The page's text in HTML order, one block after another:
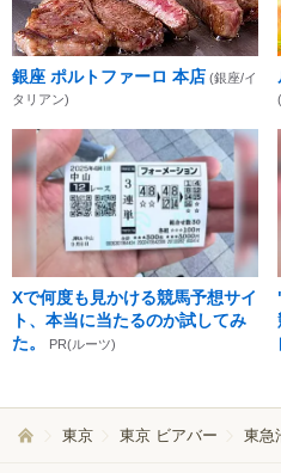
銀座 ポルトファーロ 本店 (銀座/イ
タリアン)
Xで何度も見かける競馬予想サイ
ト、本当に当たるのか試してみ
た。
PR(ルーツ)
東京 東京 ビアバー 東急